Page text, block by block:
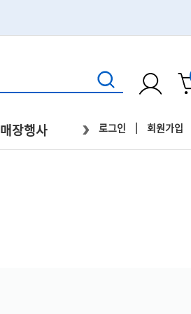
매장행사 직배송
› 로그인 | 회원가입